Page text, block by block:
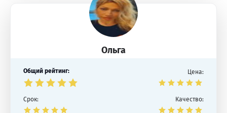
Ольга
Общий рейтинг: Цена:
Срок: Качество: